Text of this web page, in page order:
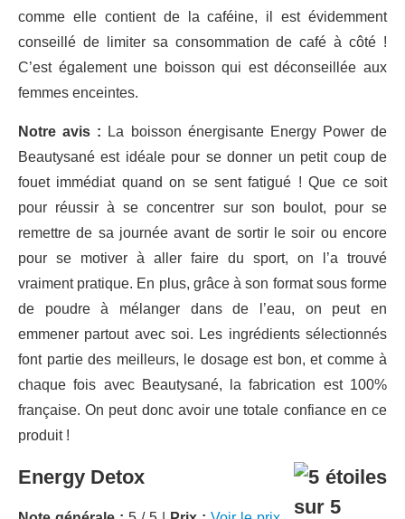
comme elle contient de la caféine, il est évidemment
conseillé de limiter sa consommation de café à côté !
C’est également une boisson qui est déconseillée aux
femmes enceintes.
Notre avis : La boisson énergisante Energy Power de
Beautysané est idéale pour se donner un petit coup de
fouet immédiat quand on se sent fatigué ! Que ce soit
pour réussir à se concentrer sur son boulot, pour se
remettre de sa journée avant de sortir le soir ou encore
pour se motiver à aller faire du sport, on l’a trouvé
vraiment pratique. En plus, grâce à son format sous forme
de poudre à mélanger dans de l’eau, on peut en
emmener partout avec soi. Les ingrédients sélectionnés
font partie des meilleurs, le dosage est bon, et comme à
chaque fois avec Beautysané, la fabrication est 100%
française. On peut donc avoir une totale confiance en ce
produit !
Energy Detox